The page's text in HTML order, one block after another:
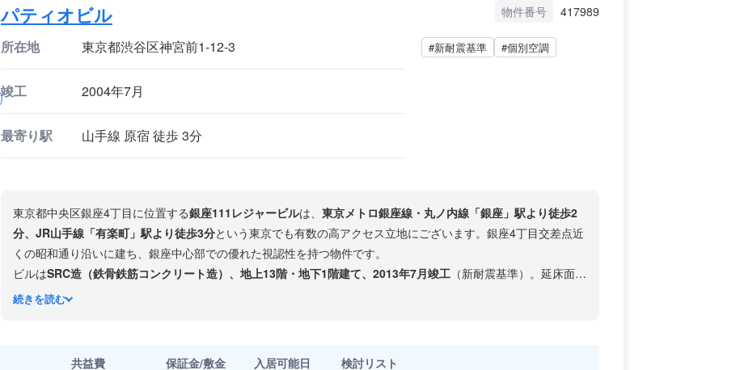
パティオビル 物件番号 417989
所在地 東京都渋谷区神宮前1-12-3
竣工 2004年7月
最寄り駅 山手線 原宿 徒歩 3分
#新耐震基準 #個別空調
東京都中央区銀座4丁目に位置する銀座111レジャービルは、 東京メトロ銀座線・丸ノ内線「銀座」駅より徒歩2
分、JR山手線「有楽町」駅より徒歩3分という東京でも有数の高アクセス立地にございます。銀座4丁目交差点近
くの昭和通り沿いに建ち、銀座中心部での優れた視認性を持つ物件です。
ビルはSRC造（鉄骨鉄筋コンクリート造）、地上13階・地下1階建て、2013年7月竣工 （新耐震基準）。延床面積
は約1,402坪、エレベーターは
続きを読む
共益費 保証金/敷金 入居可能日 検討リスト